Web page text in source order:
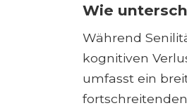
Wie
Während
kognitiven
umfasst ein